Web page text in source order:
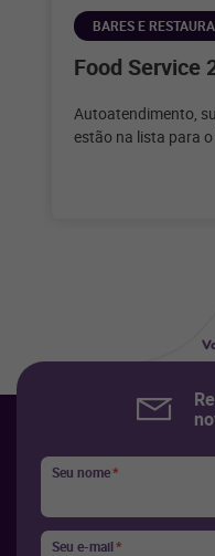
BARES E
Food Service
Autoatendimento,
estão na lista para
Seu nome*
Seu e-mail*